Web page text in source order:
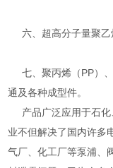
六、超高分子量聚乙
七、聚丙烯（PP）、
通及各种成型件。
产品广泛应用于石化
业不但解决了国内许多
气厂、化工厂等泵浦、